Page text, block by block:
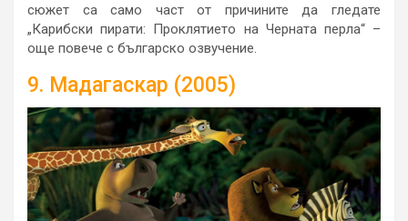
сюжет са само част от причините да гледате
„Карибски пирати: Проклятието на Черната перла“ –
още повече с българско озвучение.
9. Мадагаскар (2005)